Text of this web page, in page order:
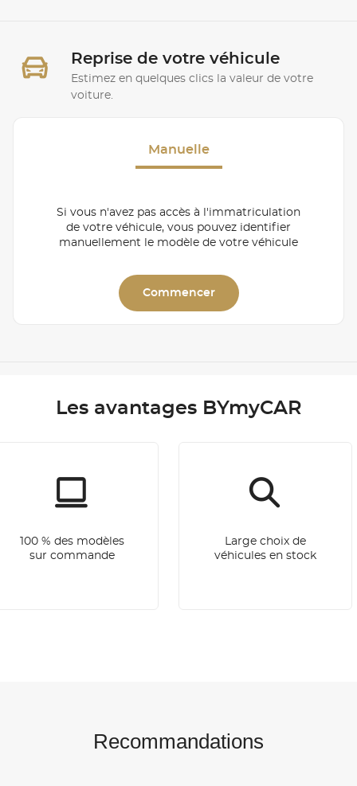
Reprise de votre véhicule
Estimez en quelques clics la valeur de votre
voiture.
Manuelle
Si vous n'avez pas accès à l'immatriculation
de votre véhicule, vous pouvez identifier
manuellement le modèle de votre véhicule
Commencer
Les avantages BYmyCAR
100 % des modèles
sur commande
Large choix de
véhicules en stock
Recommandations